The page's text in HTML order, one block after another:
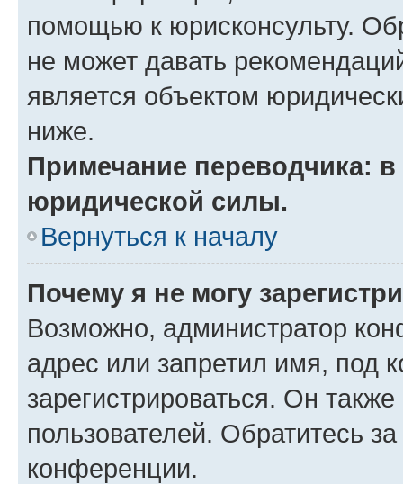
помощью к юрисконсульту.
не может давать
является объектом
ниже.
Примечание переводчика:
юридической силы.
Вернуться к началу
Почему я не могу
Возможно, администратор
адрес или запретил имя, под
зарегистрироваться. Он
пользователей. Обратитесь
конференции.